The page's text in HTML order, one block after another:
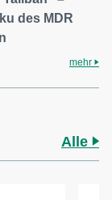
des MDR
mehr
Alle